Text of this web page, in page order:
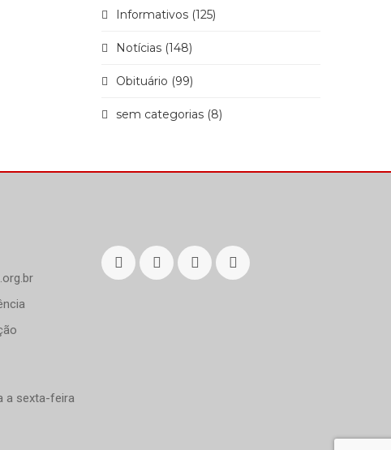
Informativos (125)
Notícias (148)
Obituário (99)
sem categorias (8)
a sexta-feira